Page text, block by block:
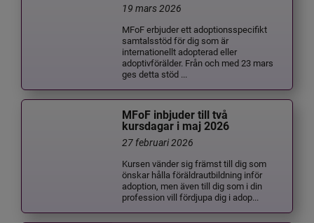
19 mars 2026
MFoF erbjuder ett adoptionsspecifikt
samtalsstöd för dig som är
internationellt adopterad eller
adoptivförälder. Från och med 23 mars
ges detta stöd ...
MFoF inbjuder till två
kursdagar i maj 2026
27 februari 2026
Kursen vänder sig främst till dig som
önskar hålla föräldrautbildning inför
adoption, men även till dig som i din
profession vill fördjupa dig i adop...